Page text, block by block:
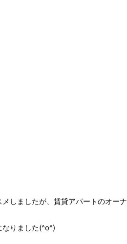
しましたが、賃貸アパートのオーナ
りました(^o^)